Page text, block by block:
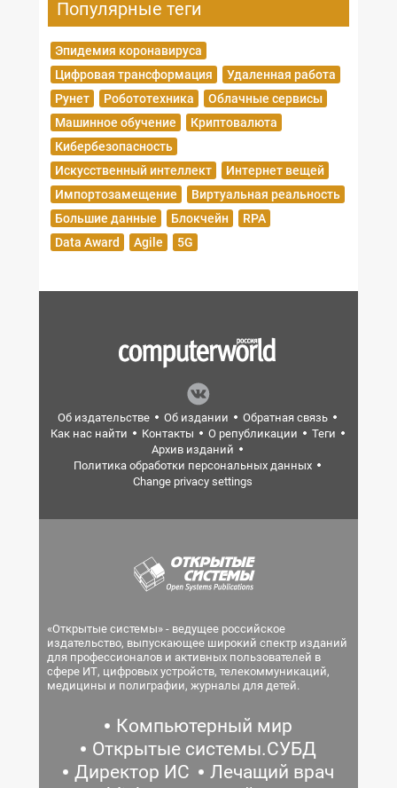
Популярные теги
Эпидемия коронавируса
Цифровая трансформация
Удаленная работа
Рунет
Робототехника
Облачные сервисы
Машинное обучение
Криптовалюта
Кибербезопасность
Искусственный интеллект
Интернет вещей
Импортозамещение
Виртуальная реальность
Большие данные
Блокчейн
RPA
Data Award
Agile 5G
Об издательстве Об издании
Обратная связь
Как нас найти
Контакты О републикации
Теги
Архив изданий
Политика обработки персональных данных
Change privacy settings
«Открытые системы» - ведущее российское
издательство, выпускающее широкий спектр изданий
для профессионалов и активных пользователей в
сфере ИТ, цифровых устройств, телекоммуникаций,
медицины и полиграфии, журналы для детей.
Компьютерный мир
Открытые системы.СУБД
Директор ИС
Лечащий врач